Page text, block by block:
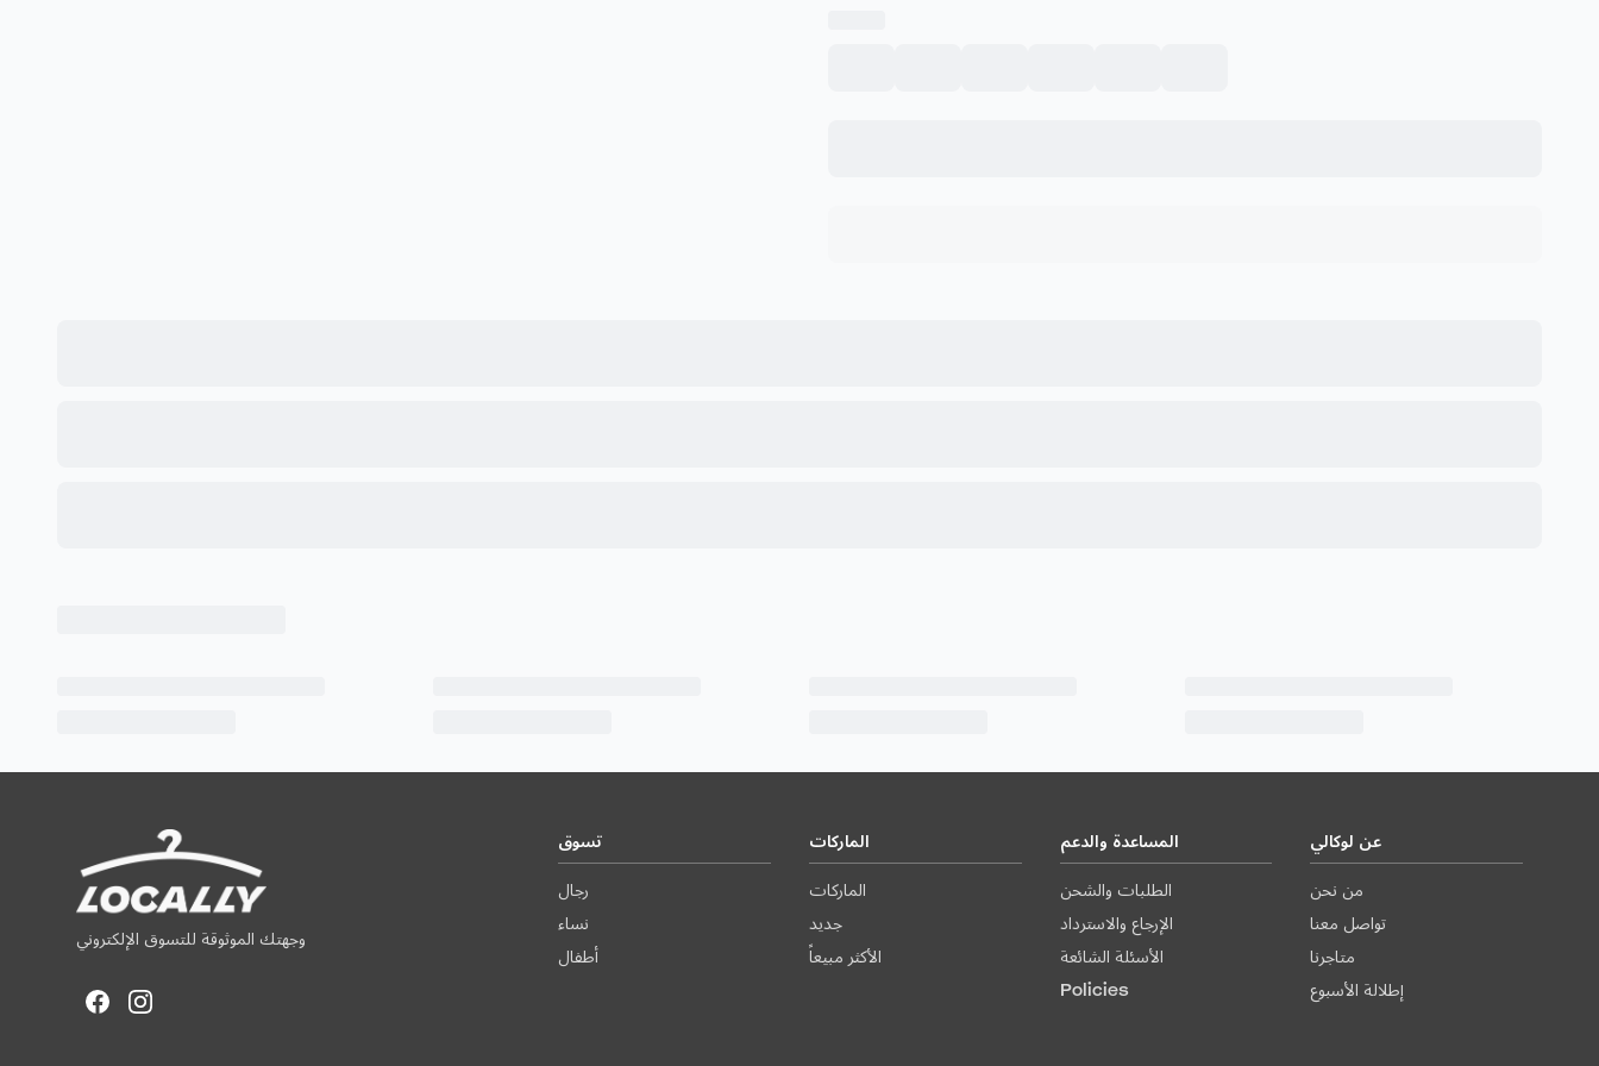
وجهتك الموثوقة للتسوق الإلكتروني
تسوق
رجال
نساء
أطفال
الماركات
الماركات
جديد
الأكثر مبيعاً
المساعدة والدعم
الطلبات والشحن
الإرجاع والاسترداد
الأسئلة الشائعة
Policies
عن لوكالي
من نحن
تواصل معنا
متاجرنا
إطلالة الأسبوع